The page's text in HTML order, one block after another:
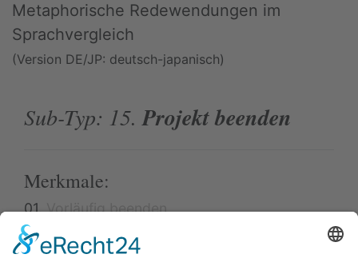
Metaphorische Redewendungen im
Sprachvergleich
(Version DE/JP: deutsch-japanisch)
Sub-Typ: 15.Projekt beenden
Merkmale:
01.Vorläufig beenden
02.